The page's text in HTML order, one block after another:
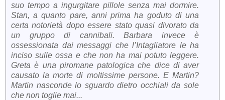
suo tempo a ingurgitare pillole senza mai dormire.
Stan, a quanto pare, anni prima ha goduto di una
certa notorietà dopo essere stato quasi divorato da
un gruppo di cannibali. Barbara invece è
ossessionata dai messaggi che l’Intagliatore le ha
inciso sulle ossa e che non ha mai potuto leggere.
Greta è una piromane patologica che dice di aver
causato la morte di moltissime persone. E Martin?
Martin nasconde lo sguardo dietro occhiali da sole
che non toglie mai...